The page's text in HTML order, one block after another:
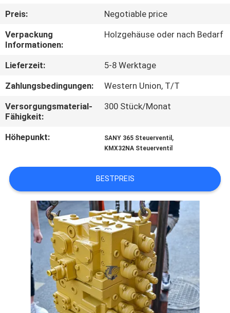
ÜBER
UNS
FABRIK
TOUR
QUALITÄTSKONTROLLE
NACHRICHTEN
ALLE
FÄLLE
REFERENZEN
SITEMAP
Preis:
Negotiable price
Verpackung
Informationen:
Holzgehäuse oder nach Bedarf
Lieferzeit:
5-8 Werktage
Zahlungsbedingungen:
Western Union, T/T
Versorgungsmaterial-
Fähigkeit:
300 Stück/Monat
Höhepunkt: SANY 365 Steuerventil ,
KMX32NA Steuerventil
BESTPREIS